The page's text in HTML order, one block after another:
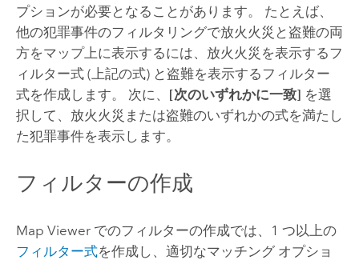
プションが必要となることがあります。 たとえば、
他の犯罪事件のフィルタリングで放火火災と盗難の両
方をマップ上に表示するには、放火火災を表示するフ
ィルター式 (上記の式) と盗難を表示するフィルター
式を作成します。 次に、 [次のいずれかに一致] を選
択して、放火火災または盗難のいずれかの式を満たし
た犯罪事件を表示します。
フィルターの作成
Map Viewerでのフィルターの作成では、1 つ以上の
フィルター式を作成し、適切なマッチング オプショ